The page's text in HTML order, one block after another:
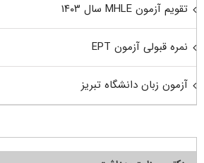
تقویم آزمون MHLE سال ۱۴۰۳
نمره قبولی آزمون EPT
آزمون زبان دانشگاه تبریز